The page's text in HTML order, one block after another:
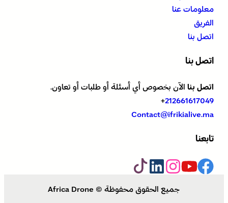
معلومات عنا
الفريق
اتصل بنا
اتصل بنا
اتصل بنا الآن بخصوص أي أسئلة أو طلبات أو تعاون.
212661617049
+
Contact@ifrikialive.ma
تابعنا
جميع الحقوق محفوظة © Africa Drone